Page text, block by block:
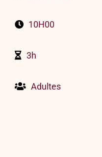
10H00
3h
Adultes